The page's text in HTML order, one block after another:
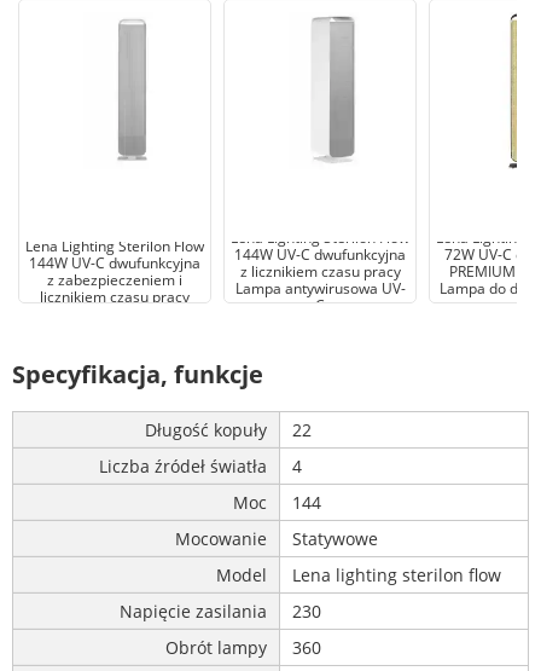
Lena Lighting Sterilon Flow
144W UV-C dwufunkcyjna
z zabezpieczeniem i
licznikiem czasu pracy
Lena Lighting Sterilon Flow
144W UV-C dwufunkcyjna
z licznikiem czasu pracy
Lampa antywirusowa UV-
C
Lena Lighting
72W UV-C
PREMIUM
Lampa do
Specyfikacja, funkcje
Długość kopuły
22
Liczba źródeł światła
4
Moc
144
Mocowanie
Statywowe
Model
Lena lighting sterilon flow
Napięcie zasilania
230
Obrót lampy
360